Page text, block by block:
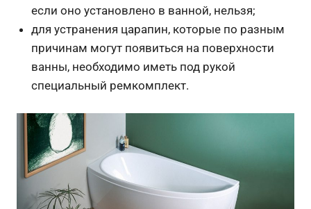
если оно установлено в ванной, нельзя;
для устранения царапин, которые по разным
причинам могут появиться на поверхности
ванны, необходимо иметь под рукой
специальный ремкомплект.